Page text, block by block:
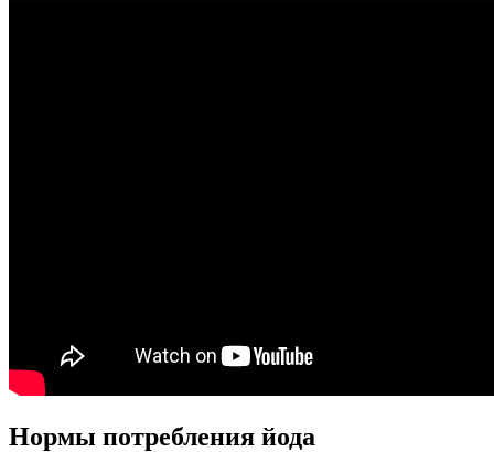
Нормы потребления йода